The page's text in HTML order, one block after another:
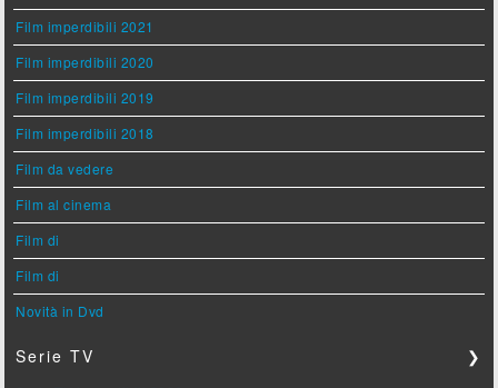
Film imperdibili 2021
Film imperdibili 2020
Film imperdibili 2019
Film imperdibili 2018
Film da vedere
Film al cinema
Film di
Film di
Novità in Dvd
Serie TV ❯